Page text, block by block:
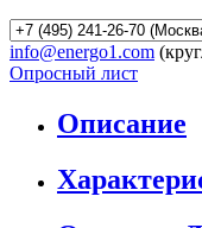
info@energo1.com
Опросный лист
Описание